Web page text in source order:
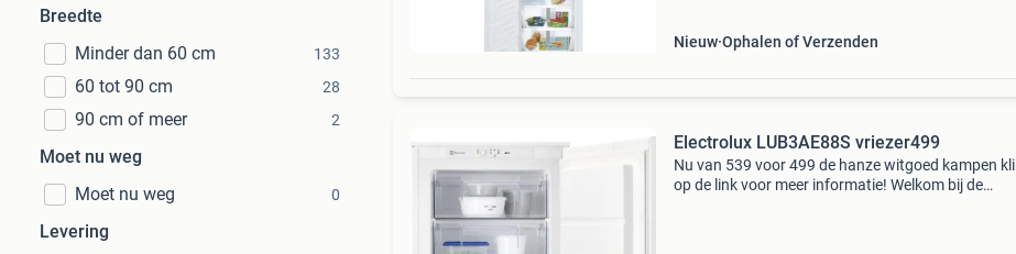
Breedte
Minder dan 60 cm
133
60 tot 90 cm 28
90 cm of meer 2
Moet nu weg
Moet nu weg
0
Levering
Nieuw Ophalen of Verzenden
Electrolux LUB3AE88S vriezer499
Nu van 539 voor 499 de hanze witgoed kampen
op de link voor meer informatie! Welkom bij de